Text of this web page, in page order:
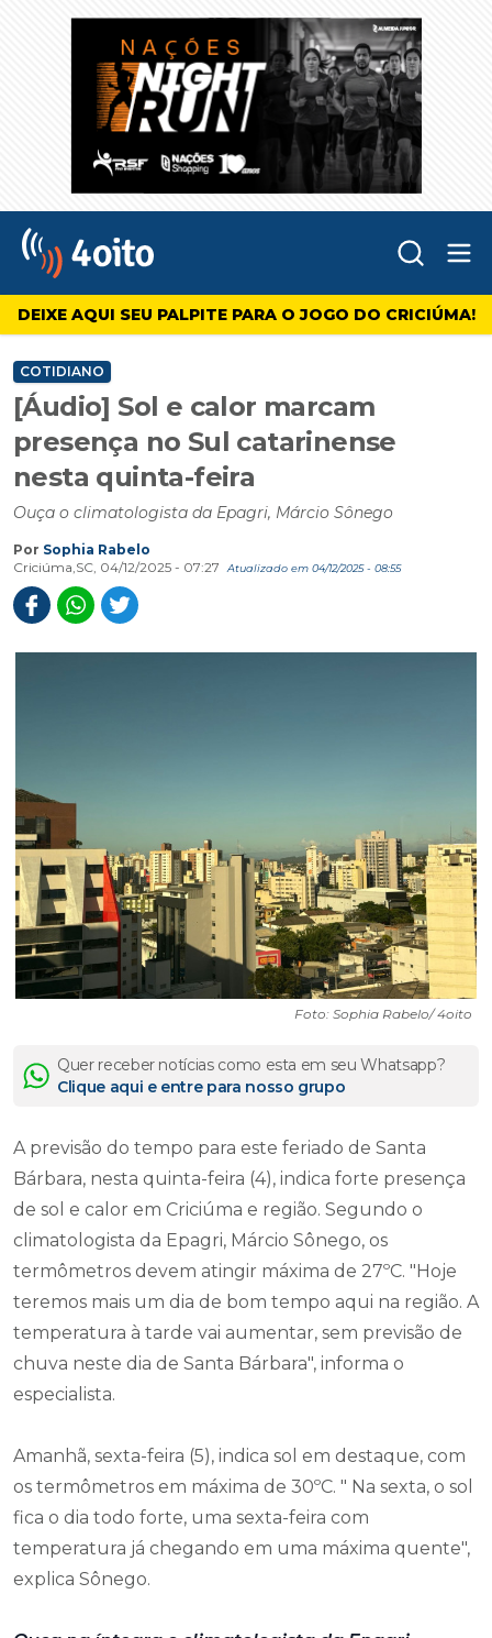
4oito
DEIXE AQUI SEU PALPITE PARA O JOGO DO CRICIÚMA!
COTIDIANO
[Áudio] Sol e calor marcam
presença no Sul catarinense
nesta quinta-feira
Ouça o climatologista da Epagri, Márcio Sônego
Por Sophia Rabelo
Criciúma,SC, 04/12/2025 - 07:27
Atualizado em 04/12/2025 - 08:55
Foto: Sophia Rabelo/ 4oito
Quer receber notícias como esta em seu Whatsapp?
Clique aqui e entre para nosso grupo
A previsão do tempo para este feriado de Santa
Bárbara, nesta quinta-feira (4), indica forte presença
de sol e calor em Criciúma e região. Segundo o
climatologista da Epagri, Márcio Sônego, os
termômetros devem atingir máxima de 27ºC. "Hoje
teremos mais um dia de bom tempo aqui na região. A
temperatura à tarde vai aumentar, sem previsão de
chuva neste dia de Santa Bárbara", informa o
especialista.
Amanhã, sexta-feira (5), indica sol em destaque, com
os termômetros em máxima de 30ºC. " Na sexta, o sol
fica o dia todo forte, uma sexta-feira com
temperatura já chegando em uma máxima quente",
explica Sônego.